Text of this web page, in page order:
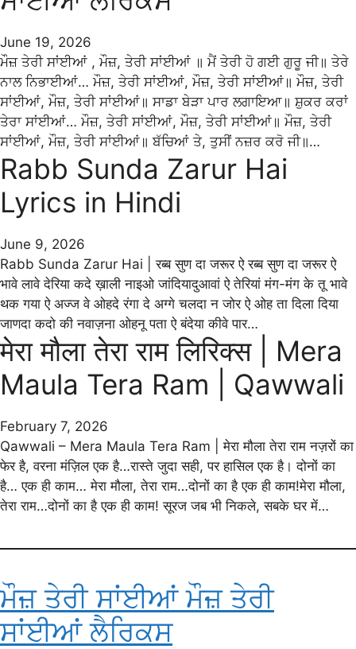
June 19, 2026
ਮੌਜ਼ ਤੇਰੀ ਸਾਂਈਆਂ , ਮੌਜ਼, ਤੇਰੀ ਸਾਂਈਆਂ ॥ ਮੈਂ ਤੇਰੀ ਹੋ ਗਈ ਗੁਰੂ ਜੀ॥ ਤੇਰੇ
ਨਾਲ ਨਿਭਾਈਆਂ… ਮੌਜ਼, ਤੇਰੀ ਸਾਂਈਆਂ, ਮੌਜ਼, ਤੇਰੀ ਸਾਂਈਆਂ॥ ਮੌਜ਼, ਤੇਰੀ
ਸਾਂਈਆਂ, ਮੌਜ਼, ਤੇਰੀ ਸਾਂਈਆਂ॥ ਸਾਡਾ ਬੇੜਾ ਪਾਰ ਲਗਾਇਆ॥ ਸ਼ੁਕਰ ਕਰਾਂ
ਤੇਰਾ ਸਾਂਈਆਂ… ਮੌਜ਼, ਤੇਰੀ ਸਾਂਈਆਂ, ਮੌਜ਼, ਤੇਰੀ ਸਾਂਈਆਂ॥ ਮੌਜ਼, ਤੇਰੀ
ਸਾਂਈਆਂ, ਮੌਜ਼, ਤੇਰੀ ਸਾਂਈਆਂ॥ ਬੱਚਿਆਂ ਤੇ, ਤੁਸੀਂ ਨਜ਼ਰ ਕਰੋ ਜੀ॥…
Rabb Sunda Zarur Hai
Lyrics in Hindi
June 9, 2026
Rabb Sunda Zarur Hai | रब्ब सुण दा जरूर ऐ रब्ब सुण दा जरूर ऐ
भावे लावे देरिया कदे ख़ाली नाइओ जांदियादुआवां ऐ तेरियां मंग-मंग के तू भावे
थक गया ऐ अज्ज वे ओहदे रंगा दे अग्गे चलदा न जोर ऐ ओह ता दिला दिया
जाणदा कदो की नवाज़ना ओहनू पता ऐ बंदेया कीवे पार…
मेरा मौला तेरा राम लिरिक्स | Mera
Maula Tera Ram | Qawwali
February 7, 2026
Qawwali – Mera Maula Tera Ram | मेरा मौला तेरा राम नज़रों का
फेर है, वरना मंज़िल एक है…रास्ते जुदा सही, पर हासिल एक है। दोनों का
है… एक ही काम… मेरा मौला, तेरा राम…दोनों का है एक ही काम!मेरा मौला,
तेरा राम…दोनों का है एक ही काम! सूरज जब भी निकले, सबके घर में…
ਮੌਜ਼ ਤੇਰੀ ਸਾਂਈਆਂ ਮੌਜ਼ ਤੇਰੀ
ਸਾਂਈਆਂ ਲੈਰਿਕਸ